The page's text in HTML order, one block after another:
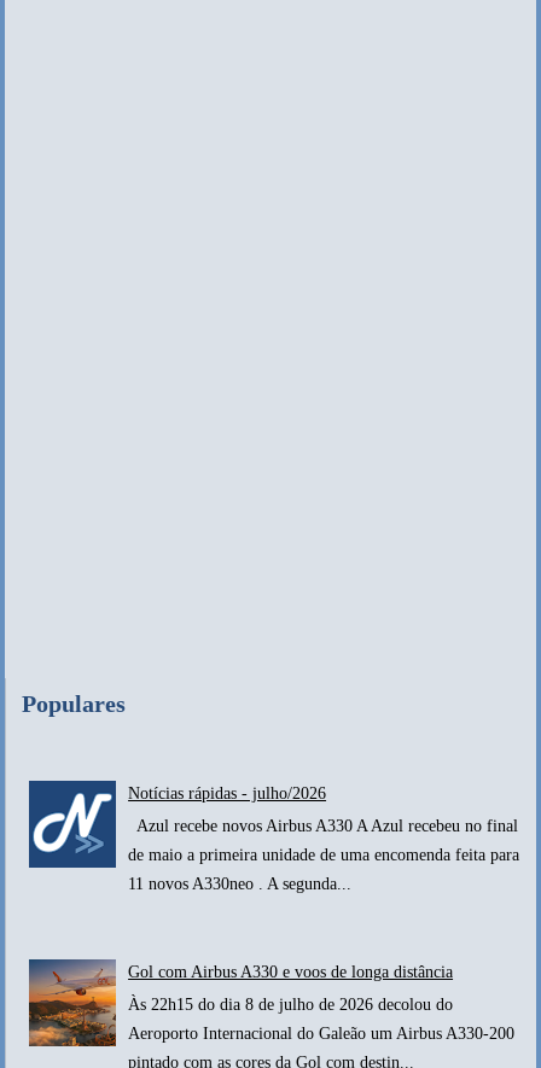
Populares
Notícias rápidas - julho/2026
Azul recebe novos Airbus A330 A Azul recebeu no final
de maio a primeira unidade de uma encomenda feita para
11 novos A330neo . A segunda...
Gol com Airbus A330 e voos de longa distância
Às 22h15 do dia 8 de julho de 2026 decolou do
Aeroporto Internacional do Galeão um Airbus A330-200
pintado com as cores da Gol com destin...